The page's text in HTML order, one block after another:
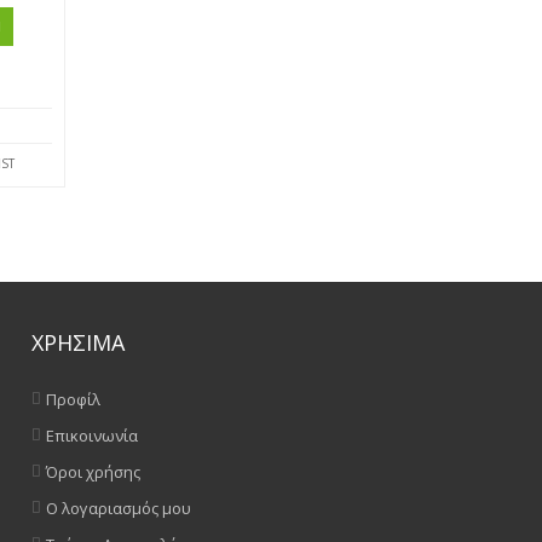
ΧΡΗΣΙΜΑ
Προφίλ
Επικοινωνία
Όροι χρήσης
Ο λογαριασμός μου